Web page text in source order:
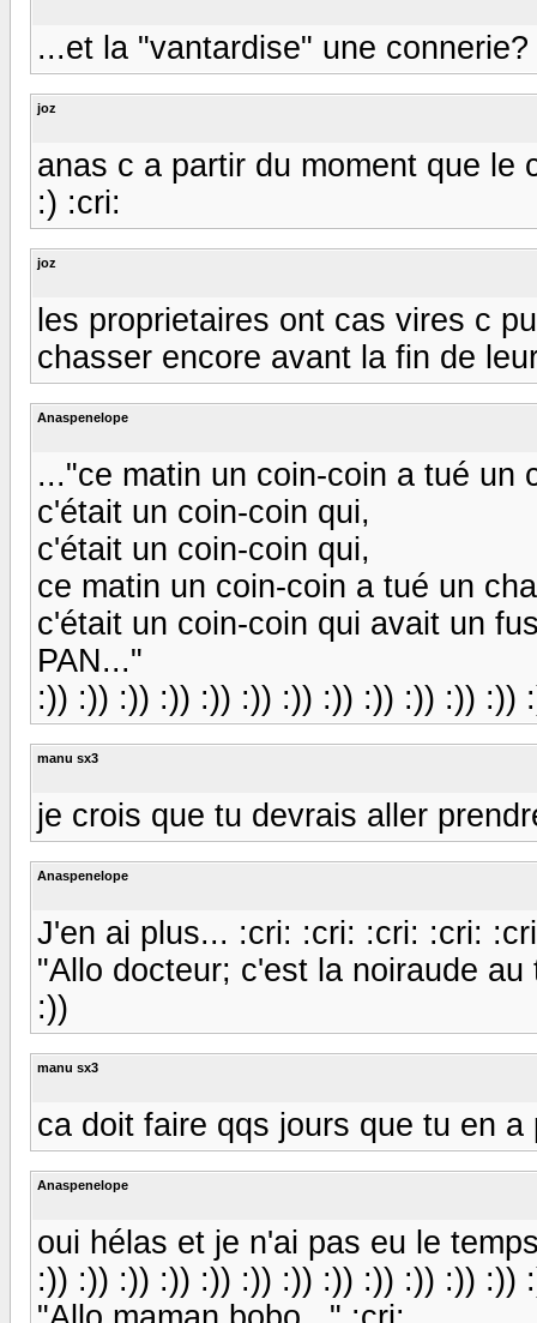
...et la "vantardise" une
joz
anas c a partir du moment que le
:) :cri:
joz
les proprietaires ont cas vires c
chasser encore avant la fin de
Anaspenelope
..."ce matin un coin-coin a tué un
c'était un coin-coin qui,
c'était un coin-coin qui,
ce matin un coin-coin a tué un
c'était un coin-coin qui avait un
PAN..."
:)) :)) :)) :)) :)) :)) :)) :)) :)) :)) :)) :))
manu sx3
je crois que tu devrais aller
Anaspenelope
J'en ai plus... :cri: :cri: :cri: :cri:
"Allo docteur; c'est la noiraude
:))
manu sx3
ca doit faire qqs jours que tu en
Anaspenelope
oui hélas et je n'ai pas eu le
:)) :)) :)) :)) :)) :)) :)) :)) :)) :)) :)) :))